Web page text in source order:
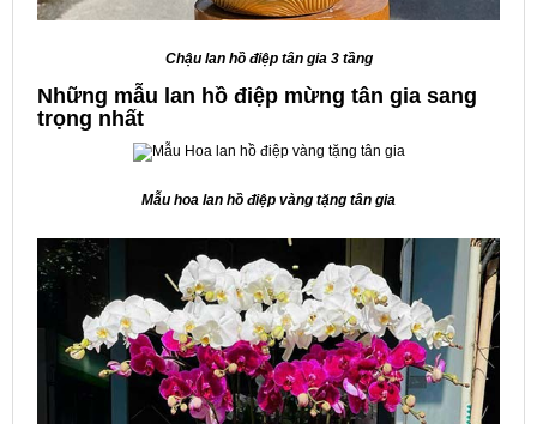
Chậu lan hồ điệp tân gia 3 tầng
Những mẫu lan hồ điệp mừng tân gia sang
trọng nhất
Mẫu hoa lan hồ điệp vàng tặng tân gia